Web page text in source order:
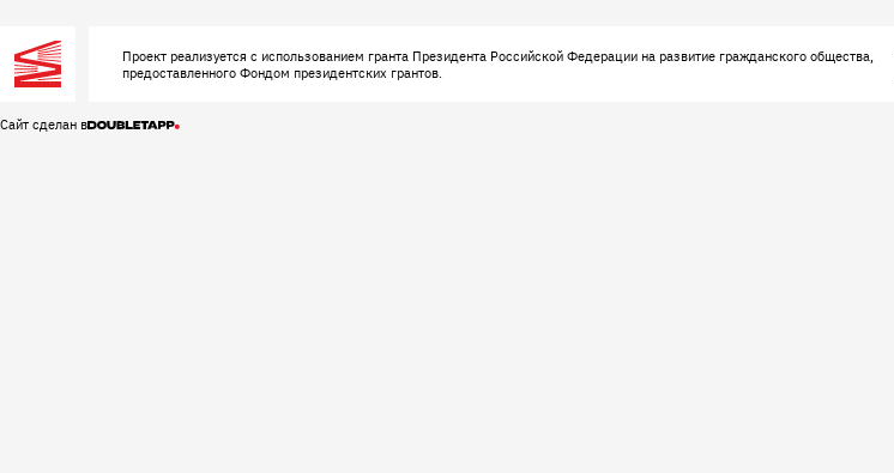
Проект реализуется с использованием гранта Президента Российской Федерации на развитие гражданского общества,
предоставленного Фондом президентских грантов.
Сайт сделан в